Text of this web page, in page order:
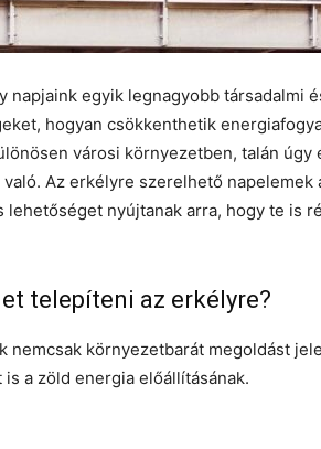
egyik legnagyobb társadalmi
hogyan csökkenthetik
városi környezetben, talán úgy
Az erkélyre szerelhető napelemek
lehetőséget nyújtanak arra, hogy te is
telepíteni az erkélyre?
nemcsak környezetbarát megoldást
a zöld energia előállításának.